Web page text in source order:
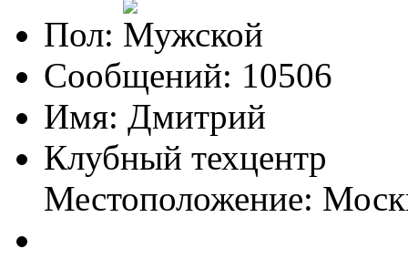
Пол:
Сообщений: 10506
Имя: Дмитрий
Клубный техцентр
Местоположение: